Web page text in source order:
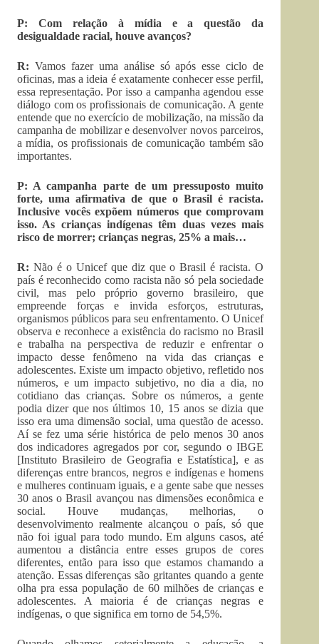
P: Com relação à mídia e a questão da
desigualdade racial, houve avanços?
R: Vamos fazer uma análise só após esse ciclo de
oficinas, mas a ideia é exatamente conhecer esse perfil,
essa representação. Por isso a campanha agendou esse
diálogo com os profissionais de comunicação. A gente
entende que no exercício de mobilização, na missão da
campanha de mobilizar e desenvolver novos parceiros,
a mídia, os profissionais de comunicação também são
importantes.
P: A campanha parte de um pressuposto muito
forte, uma afirmativa de que o Brasil é racista.
Inclusive vocês expõem números que comprovam
isso. As crianças indígenas têm duas vezes mais
risco de morrer; crianças negras, 25% a mais…
R: Não é o Unicef que diz que o Brasil é racista. O
país é reconhecido como racista não só pela sociedade
civil, mas pelo próprio governo brasileiro, que
empreende forças e invida esforços, estruturas,
organismos públicos para seu enfrentamento. O Unicef
observa e reconhece a existência do racismo no Brasil
e trabalha na perspectiva de reduzir e enfrentar o
impacto desse fenômeno na vida das crianças e
adolescentes. Existe um impacto objetivo, refletido nos
números, e um impacto subjetivo, no dia a dia, no
cotidiano das crianças. Sobre os números, a gente
podia dizer que nos últimos 10, 15 anos se dizia que
isso era uma dimensão social, uma questão de acesso.
Aí se fez uma série histórica de pelo menos 30 anos
dos indicadores agregados por cor, segundo o IBGE
[Instituto Brasileiro de Geografia e Estatística], e as
diferenças entre brancos, negros e indígenas e homens
e mulheres continuam iguais, e a gente sabe que nesses
30 anos o Brasil avançou nas dimensões econômica e
social. Houve mudanças, melhorias, o
desenvolvimento realmente alcançou o país, só que
não foi igual para todo mundo. Em alguns casos, até
aumentou a distância entre esses grupos de cores
diferentes, então para isso que estamos chamando a
atenção. Essas diferenças são gritantes quando a gente
olha pra essa população de 60 milhões de crianças e
adolescentes. A maioria é de crianças negras e
indígenas, o que significa em torno de 54,5%.